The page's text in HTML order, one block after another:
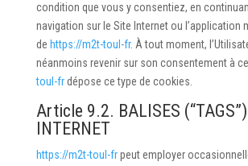
condition que vous y consentiez, en
navigation sur le Site Internet ou l’application
de https://m2t-toul-fr. À tout moment,
néanmoins revenir sur son consentement à
toul-fr dépose ce type de cookies.
Article 9.2. BALISES (“TAGS”)
INTERNET
https://m2t-toul-fr peut employer